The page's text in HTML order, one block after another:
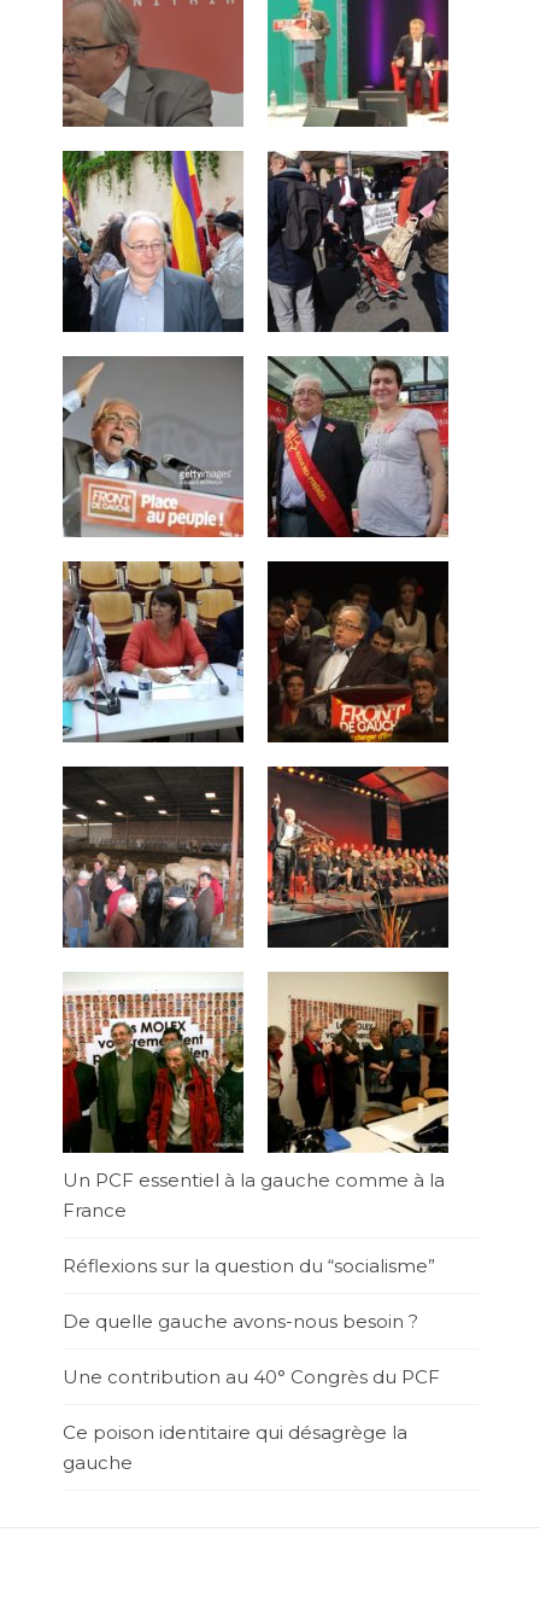
Un PCF essentiel à la gauche comme à la
France
Réflexions sur la question du “socialisme”
De quelle gauche avons-nous besoin ?
Une contribution au 40° Congrès du PCF
Ce poison identitaire qui désagrège la
gauche